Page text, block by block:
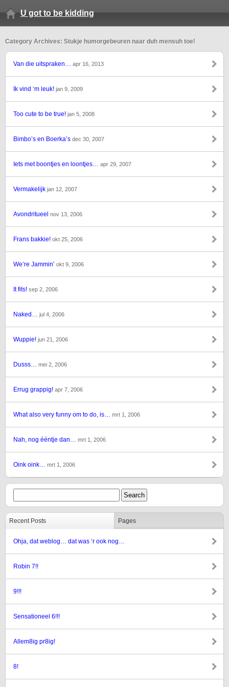
U got to be kidding
Category Archives: Stukje humorgebeuren naar duh mensuh toe!
Van die uitspraken… apr 16, 2013
Ik vind ‘m leuk! jan 9, 2009
Too cute to be true! jan 5, 2008
Bimbo’s en Boerka’s dec 30, 2007
Iets met boontjes en loontjes… apr 29, 2007
Vermakelijk jan 12, 2007
Avondritueel nov 13, 2006
Frans bakkie! okt 25, 2006
We’re Jammin’ okt 9, 2006
It fits! sep 2, 2006
Naked… jul 4, 2006
Wuppie! jun 21, 2006
Dusss… mei 2, 2006
Errug grappig! apr 7, 2006
What also very funny om to do, is… mrt 1, 2006
Nah, nog ééntje dan… mrt 1, 2006
Oink oink… mrt 1, 2006
Recent Posts Pages
Ohja, dat weblog… dat was ‘r ook nog…
Robin 7!!
9!!!
Sensationeel 6!!!
Allem8ig pr8ig!
8!